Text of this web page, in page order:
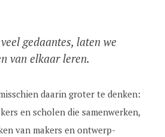
gedaantes, laten we
van elkaar leren.
daarin groter te denken:
en scholen die samenwerken,
van makers en ontwerp-